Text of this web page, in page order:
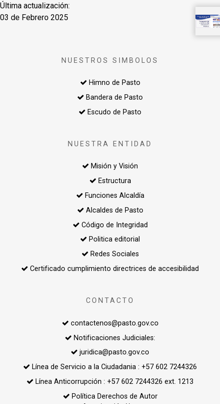
Última actualización:
03 de Febrero 2025
NUESTROS SIMBOLOS
Himno de Pasto
Bandera de Pasto
Escudo de Pasto
NUESTRA ENTIDAD
Misión y Visión
Estructura
Funciones Alcaldía
Alcaldes de Pasto
Código de Integridad
Politica editorial
Redes Sociales
Certificado cumplimiento directrices de accesibilidad
CONTACTO
contactenos@pasto.gov.co
Notificaciones Judiciales:
juridica@pasto.gov.co
Línea de Servicio a la Ciudadania : +57 602 7244326
Línea Anticorrupción : +57 602 7244326 ext. 1213
Política Derechos de Autor